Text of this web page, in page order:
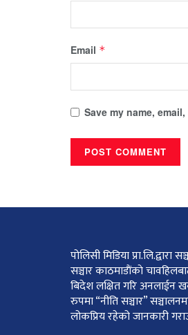
Email *
Save my name,
पोलिसी मिडिया प्रा.लि.द्वारा
सञ्चार काठमाडाैंकाे
बिदेश लक्षित गरि अनलाईन
रुपमा “नीति सञ्चार”
लोकप्रिय रहेको जानकारी